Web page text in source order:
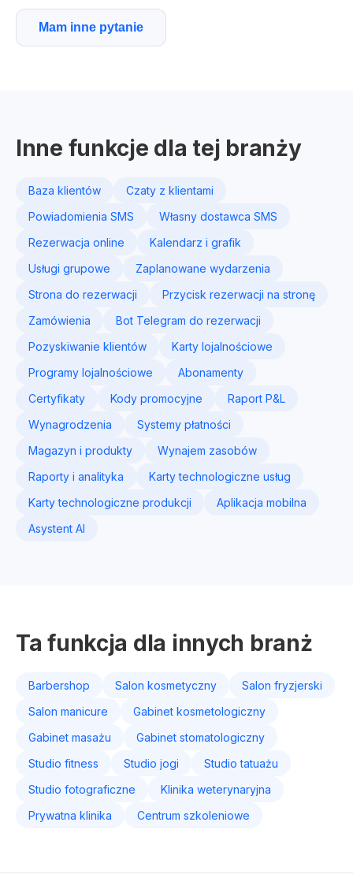
Mam inne pytanie
Inne funkcje dla tej branży
Baza klientów
Czaty z klientami
Powiadomienia SMS
Własny dostawca SMS
Rezerwacja online
Kalendarz i grafik
Usługi grupowe
Zaplanowane wydarzenia
Strona do rezerwacji
Przycisk rezerwacji na stronę
Zamówienia
Bot Telegram do rezerwacji
Pozyskiwanie klientów
Karty lojalnościowe
Programy lojalnościowe
Abonamenty
Certyfikaty
Kody promocyjne
Raport P&L
Wynagrodzenia
Systemy płatności
Magazyn i produkty
Wynajem zasobów
Raporty i analityka
Karty technologiczne usług
Karty technologiczne produkcji
Aplikacja mobilna
Asystent AI
Ta funkcja dla innych branż
Barbershop Salon kosmetyczny
Salon fryzjerski
Salon manicure
Gabinet kosmetologiczny
Gabinet masażu
Gabinet stomatologiczny
Studio fitness
Studio jogi
Studio tatuażu
Studio fotograficzne
Klinika weterynaryjna
Prywatna klinika
Centrum szkoleniowe